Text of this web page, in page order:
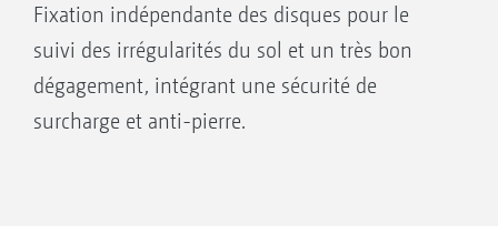
Fixation indépendante des disques pour le
suivi des irrégularités du sol et un très bon
dégagement, intégrant une sécurité de
surcharge et anti-pierre.